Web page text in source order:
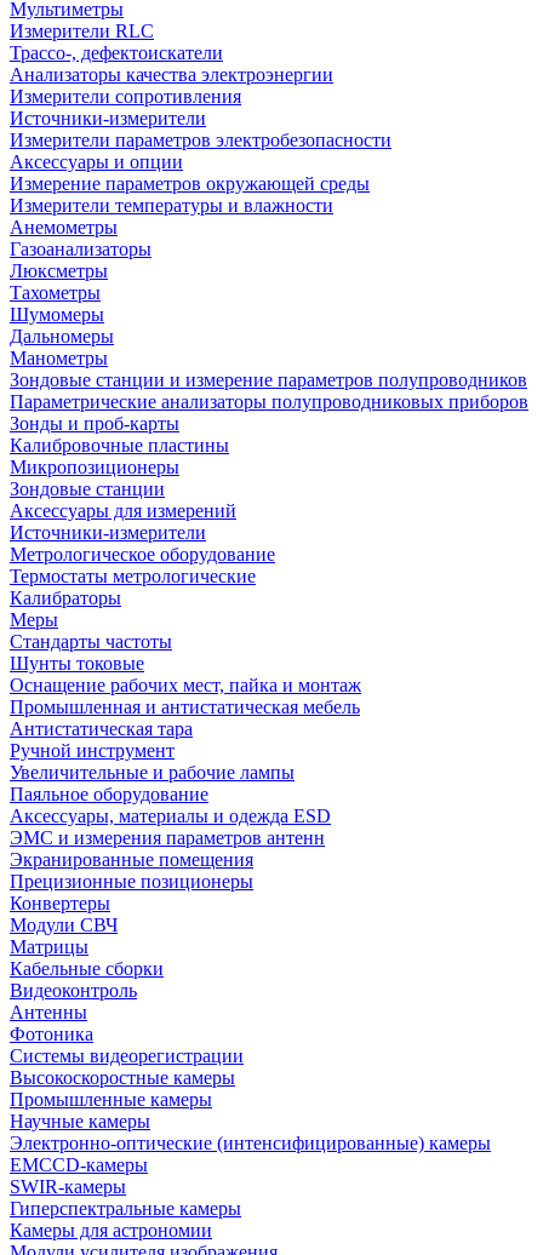
Мультиметры
Измерители RLC
Трассо-, дефектоискатели
Анализаторы качества электроэнергии
Измерители сопротивления
Источники-измерители
Измерители параметров электробезопасности
Аксессуары и опции
Измерение параметров окружающей среды
Измерители температуры и влажности
Анемометры
Газоанализаторы
Люксметры
Тахометры
Шумомеры
Дальномеры
Манометры
Зондовые станции и измерение параметров полупроводников
Параметрические анализаторы полупроводниковых приборов
Зонды и проб-карты
Калибровочные пластины
Микропозиционеры
Зондовые станции
Аксессуары для измерений
Источники-измерители
Метрологическое оборудование
Термостаты метрологические
Калибраторы
Меры
Стандарты частоты
Шунты токовые
Оснащение рабочих мест, пайка и монтаж
Промышленная и антистатическая мебель
Антистатическая тара
Ручной инструмент
Увеличительные и рабочие лампы
Паяльное оборудование
Аксессуары, материалы и одежда ESD
ЭМС и измерения параметров антенн
Экранированные помещения
Прецизионные позиционеры
Конвертеры
Модули СВЧ
Матрицы
Кабельные сборки
Видеоконтроль
Антенны
Фотоника
Cистемы видеорегистрации
Высокоскоростные камеры
Промышленные камеры
Научные камеры
Электронно-оптические (интенсифицированные) камеры
EMCCD-камеры
SWIR-камеры
Гиперспектральные камеры
Камеры для астрономии